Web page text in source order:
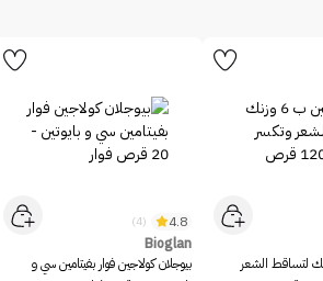
ب 6 وزنك لتساقط الشعر
4.8
(4)
Bioglan
بيوجلان كولاجين فوار بفيتامين سي و